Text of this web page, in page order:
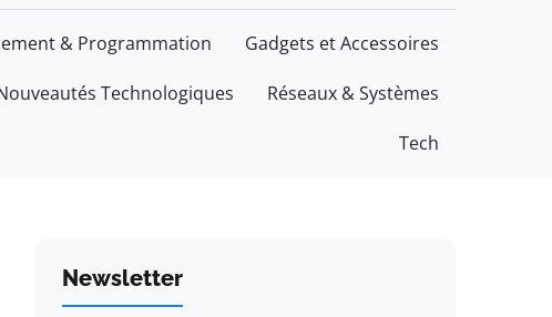
& Programmation Gadgets et Accessoires
Technologiques Réseaux & Systèmes
Tech
Newsletter